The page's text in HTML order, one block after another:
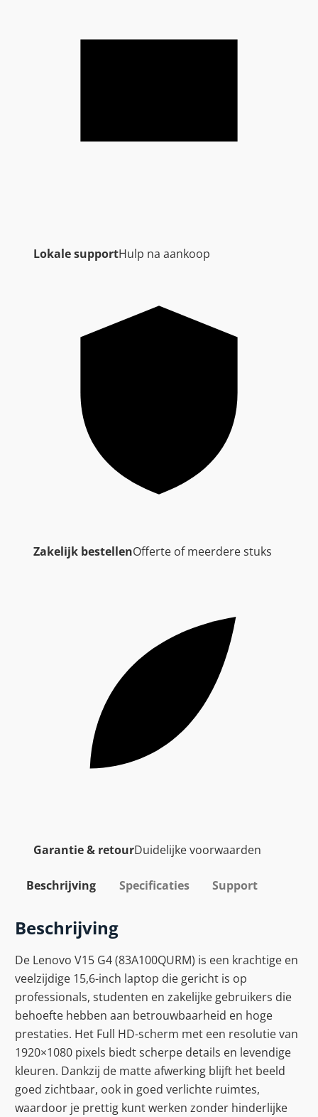
Lokale supportHulp na aankoop
Zakelijk bestellenOfferte of meerdere stuks
Garantie & retourDuidelijke voorwaarden
Beschrijving Specificaties Support
Beschrijving
De Lenovo V15 G4 (83A100QURM) is een krachtige en
veelzijdige 15,6-inch laptop die gericht is op
professionals, studenten en zakelijke gebruikers die
behoefte hebben aan betrouwbaarheid en hoge
prestaties. Het Full HD-scherm met een resolutie van
1920×1080 pixels biedt scherpe details en levendige
kleuren. Dankzij de matte afwerking blijft het beeld
goed zichtbaar, ook in goed verlichte ruimtes,
waardoor je prettig kunt werken zonder hinderlijke